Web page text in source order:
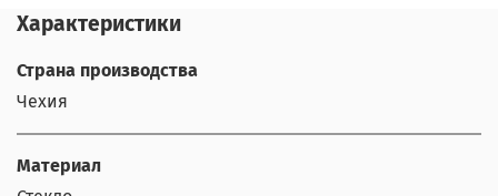
Характеристики
Страна производства
Чехия
Материал